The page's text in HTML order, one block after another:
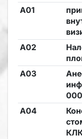
А01
А02
А03
А04